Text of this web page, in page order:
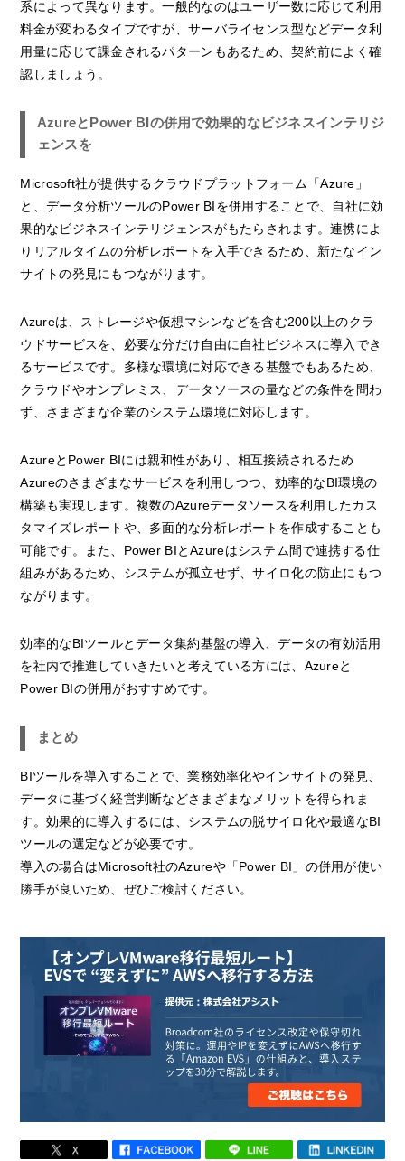
系によって異なります。一般的なのはユーザー数に応じて利用
料金が変わるタイプですが、サーバライセンス型などデータ利
用量に応じて課金されるパターンもあるため、契約前によく確
認しましょう。
AzureとPower BIの併用で効果的なビジネスインテリジ
ェンスを
Microsoft社が提供するクラウドプラットフォーム「Azure」
と、データ分析ツールのPower BIを併用することで、自社に効
果的なビジネスインテリジェンスがもたらされます。連携によ
りリアルタイムの分析レポートを入手できるため、新たなイン
サイトの発見にもつながります。
Azureは、ストレージや仮想マシンなどを含む200以上のクラ
ウドサービスを、必要な分だけ自由に自社ビジネスに導入でき
るサービスです。多様な環境に対応できる基盤でもあるため、
クラウドやオンプレミス、データソースの量などの条件を問わ
ず、さまざまな企業のシステム環境に対応します。
AzureとPower BIには親和性があり、相互接続されるため
Azureのさまざまなサービスを利用しつつ、効率的なBI環境の
構築も実現します。複数のAzureデータソースを利用したカス
タマイズレポートや、多面的な分析レポートを作成することも
可能です。また、Power BIとAzureはシステム間で連携する仕
組みがあるため、システムが孤立せず、サイロ化の防止にもつ
ながります。
効率的なBIツールとデータ集約基盤の導入、データの有効活用
を社内で推進していきたいと考えている方には、Azureと
Power BIの併用がおすすめです。
まとめ
BIツールを導入することで、業務効率化やインサイトの発見、
データに基づく経営判断などさまざまなメリットを得られま
す。効果的に導入するには、システムの脱サイロ化や最適なBI
ツールの選定などが必要です。
導入の場合はMicrosoft社のAzureや「Power BI」の併用が使い
勝手が良いため、ぜひご検討ください。